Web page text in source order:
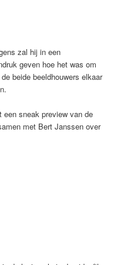
zal hij in een
geven hoe het was om
beide beeldhouwers elkaar
een sneak preview van de
met Bert Janssen over